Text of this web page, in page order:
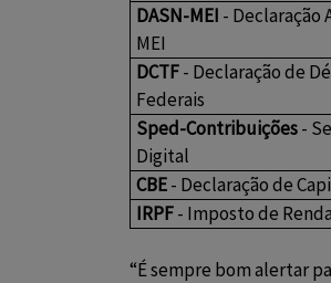
DASN-MEI - Declaração
MEI
DCTF- Declaração de
Federais
Sped-Contribuições-
Digital
CBE- Declaração de
IRPF- Imposto de
“É sempre bom alertar